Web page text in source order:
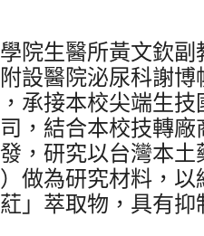
院生醫所黃文欽
設醫院泌尿科謝
承接本校尖端生
，結合本校技轉
，研究以台灣本土
做為研究材料，
」萃取物，具有